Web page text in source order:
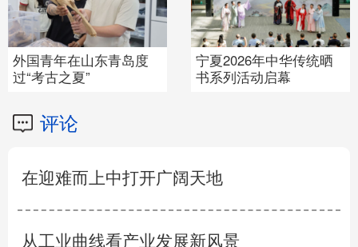
外国青年在山东青岛度
过“考古之夏”
宁夏2026年中华传统晒
书系列活动启幕
评论
在迎难而上中打开广阔天地
从工业曲线看产业发展新风景